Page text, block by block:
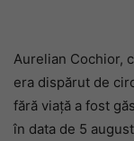
Aurelian Cochior,
era dispărut de
fără viață a fost
în data de 5